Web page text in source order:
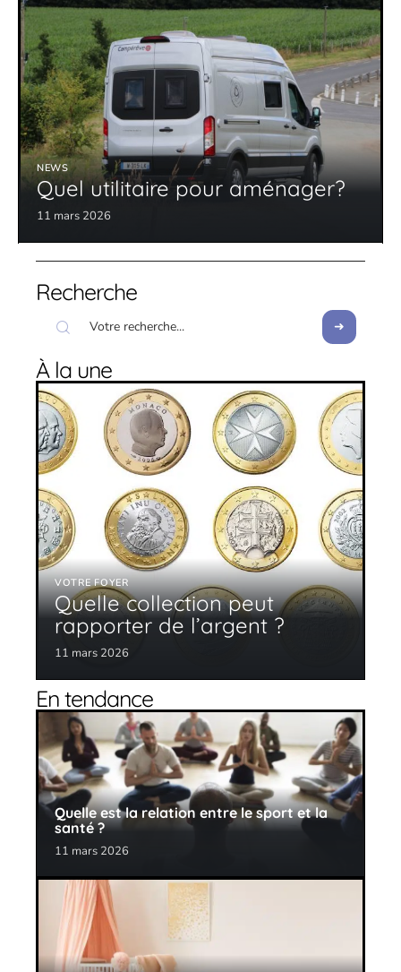
NEWS
Quel utilitaire pour aménager?
11 mars 2026
Recherche
À la une
VOTRE FOYER
Quelle collection peut
rapporter de l’argent ?
11 mars 2026
En tendance
Quelle est la relation entre le sport et la
santé ?
11 mars 2026